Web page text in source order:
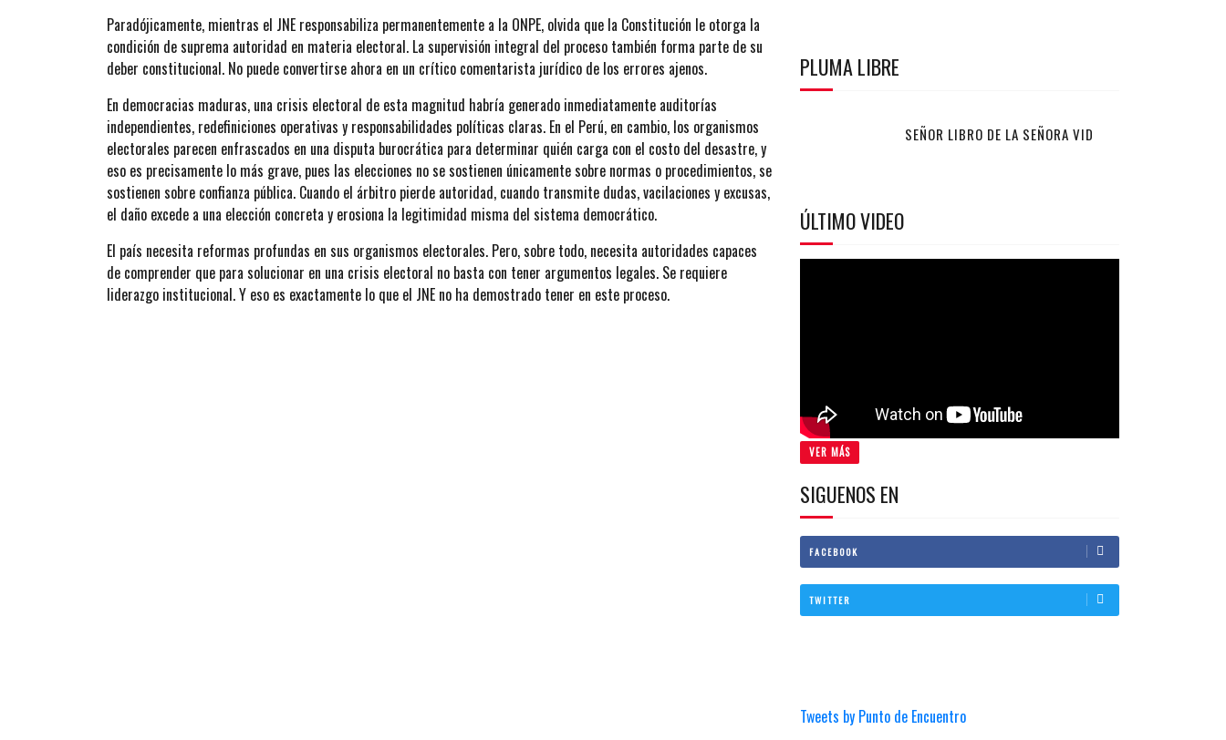
Paradójicamente, mientras el JNE responsabiliza permanentemente a la ONPE, olvida que la Constitución le otorga la
condición de suprema autoridad en materia electoral. La supervisión integral del proceso también forma parte de su
deber constitucional. No puede convertirse ahora en un crítico comentarista jurídico de los errores ajenos.
En democracias maduras, una crisis electoral de esta magnitud habría generado inmediatamente auditorías
independientes, redefiniciones operativas y responsabilidades políticas claras. En el Perú, en cambio, los organismos
electorales parecen enfrascados en una disputa burocrática para determinar quién carga con el costo del desastre, y
eso es precisamente lo más grave, pues las elecciones no se sostienen únicamente sobre normas o procedimientos, se
sostienen sobre confianza pública. Cuando el árbitro pierde autoridad, cuando transmite dudas, vacilaciones y excusas,
el daño excede a una elección concreta y erosiona la legitimidad misma del sistema democrático.
El país necesita reformas profundas en sus organismos electorales. Pero, sobre todo, necesita autoridades capaces
de comprender que para solucionar en una crisis electoral no basta con tener argumentos legales. Se requiere
liderazgo institucional. Y eso es exactamente lo que el JNE no ha demostrado tener en este proceso.
PLUMA LIBRE
SEÑOR LIBRO DE LA SEÑORA VID
ÚLTIMO VIDEO
VER MÁS
SIGUENOS EN
FACEBOOK
TWITTER
Tweets by Punto de Encuentro